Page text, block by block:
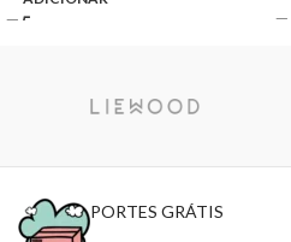
PORTES GRÁTIS